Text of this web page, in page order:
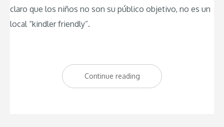
claro que los niños no son su público objetivo, no es un
local “kindler friendly”.
Continue reading “Restaurante
Colonial